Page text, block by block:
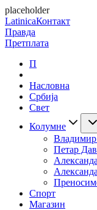
placeholder
LatinicaКонтакт
Правда
Претплата
П
Насловна
Србија
Свет
Колумне
Петар
Спорт
Магазин